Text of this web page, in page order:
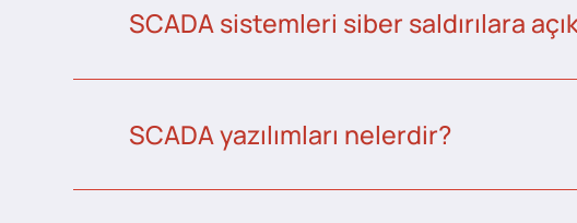
SCADA sistemleri siber saldırılara
SCADA yazılımları nelerdir?